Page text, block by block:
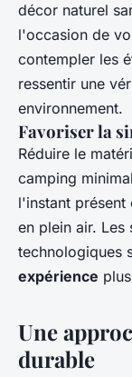
décor naturel
l'occasion de
contempler les
ressentir une
environnement.
Favoriser la
Réduire le
camping
l'instant
en plein air. Les
technologiques
expérience
Une
durable